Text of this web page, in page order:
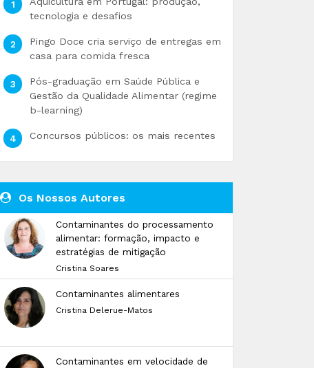
tecnologia e desafios
Pingo Doce cria serviço de entregas em
casa para comida fresca
Pós-graduação em Saúde Pública e
Gestão da Qualidade Alimentar (regime
b-learning)
Concursos públicos: os mais recentes
Os Nossos Autores
Contaminantes do processamento
alimentar: formação, impacto e
estratégias de mitigação
Cristina Soares
Contaminantes alimentares
Cristina Delerue-Matos
Contaminantes em velocidade de